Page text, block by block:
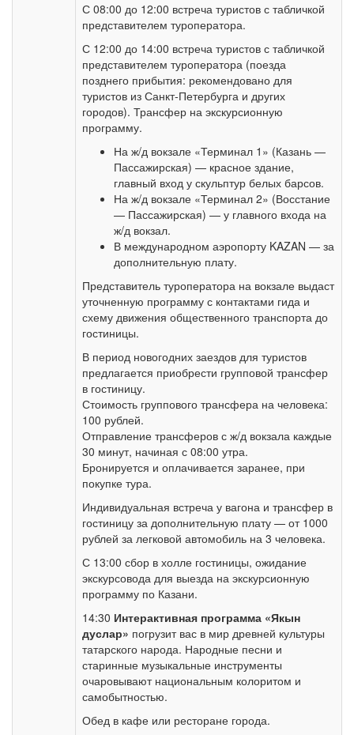
С 08:00 до 12:00 встреча туристов с табличкой
представителем туроператора.
С 12:00 до 14:00 встреча туристов с табличкой
представителем туроператора (поезда
позднего прибытия: рекомендовано для
туристов из Санкт-Петербурга и других
городов). Трансфер на экскурсионную
программу.
На ж/д вокзале «Терминал 1» (Казань —
Пассажирская) — красное здание,
главный вход у скульптур белых барсов.
На ж/д вокзале «Терминал 2» (Восстание
— Пассажирская) — у главного входа на
ж/д вокзал.
В международном аэропорту KAZAN — за
дополнительную плату.
Представитель туроператора на вокзале выдаст
уточненную программу с контактами гида и
схему движения общественного транспорта до
гостиницы.
В период новогодних заездов для туристов
предлагается приобрести групповой трансфер
в гостиницу.
Стоимость группового трансфера на человека:
100 рублей.
Отправление трансферов с ж/д вокзала каждые
30 минут, начиная с 08:00 утра.
Бронируется и оплачивается заранее, при
покупке тура.
Индивидуальная встреча у вагона и трансфер в
гостиницу за дополнительную плату — от 1000
рублей за легковой автомобиль на 3 человека.
С 13:00 сбор в холле гостиницы, ожидание
экскурсовода для выезда на экскурсионную
программу по Казани.
14:30 Интерактивная программа «Якын
дуслар» погрузит вас в мир древней культуры
татарского народа. Народные песни и
старинные музыкальные инструменты
очаровывают национальным колоритом и
самобытностью.
Обед в кафе или ресторане города.